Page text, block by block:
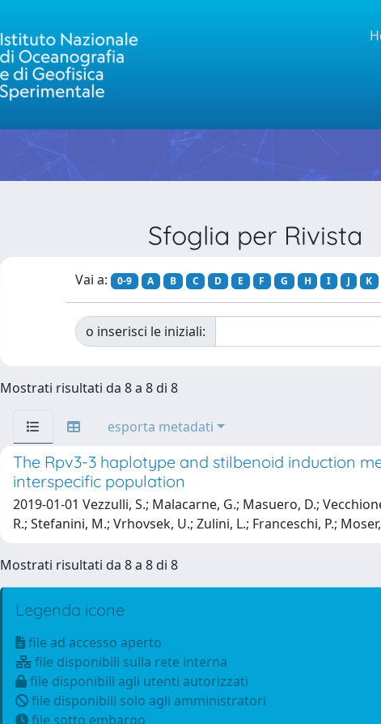
Sfoglia per Rivista
Vai a: 0-9 A B C D E F G H I J K
o inserisci le iniziali:
Mostrati risultati da 8 a 8 di 8
esporta metadati
The Rpv3-3 haplotype and stilbenoid induction
interspecific population
2019-01-01 Vezzulli, S.; Malacarne, G.; Masuero, D.;
R.; Stefanini, M.; Vrhovsek, U.; Zulini, L.; Franceschi, P.;
Mostrati risultati da 8 a 8 di 8
Legenda icone
file ad accesso aperto
file disponibili sulla rete interna
file disponibili agli utenti autorizzati
file disponibili solo agli amministratori
file sotto embargo